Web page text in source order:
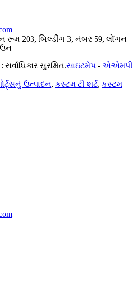
203, બિલ્ડીંગ 3, નંબર 59, લોંગન
સુરક્ષિત.સાઇટમેપ - એએમપી
ઉત્પાદન, કસ્ટમ ટી શર્ટ, કસ્ટમ